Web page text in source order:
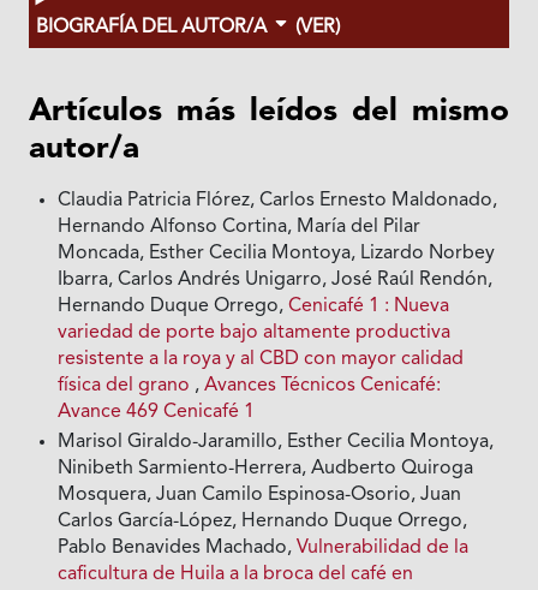
BIOGRAFÍA DEL AUTOR/A (VER)
Artículos más leídos del mismo
autor/a
Claudia Patricia Flórez, Carlos Ernesto Maldonado,
Hernando Alfonso Cortina, María del Pilar
Moncada, Esther Cecilia Montoya, Lizardo Norbey
Ibarra, Carlos Andrés Unigarro, José Raúl Rendón,
Hernando Duque Orrego,Cenicafé 1 : Nueva
variedad de porte bajo altamente productiva
resistente a la roya y al CBD con mayor calidad
física del grano ,Avances Técnicos Cenicafé:
Avance 469 Cenicafé 1
Marisol Giraldo-Jaramillo, Esther Cecilia Montoya,
Ninibeth Sarmiento-Herrera, Audberto Quiroga
Mosquera, Juan Camilo Espinosa-Osorio, Juan
Carlos García-López, Hernando Duque Orrego,
Pablo Benavides Machado,Vulnerabilidad de la
caficultura de Huila a la broca del café en